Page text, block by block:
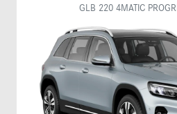
GLB 220 4MATIC